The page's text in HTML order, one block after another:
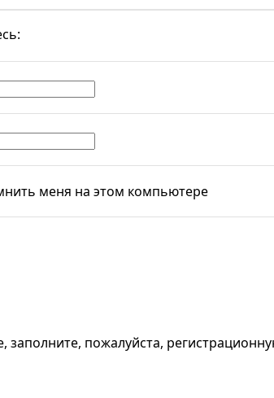
меня на этом компьютере
заполните, пожалуйста,